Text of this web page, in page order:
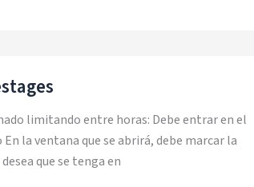
limitando entre horas: Debe entrar en el
la ventana que se abrirá, debe marcar la
que se tenga en